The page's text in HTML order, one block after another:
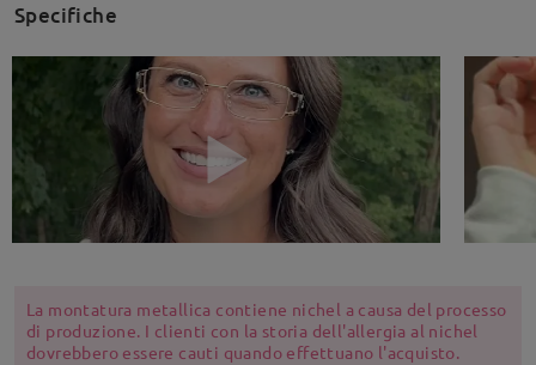
Specifiche
La montatura metallica contiene nichel a causa del processo
di produzione. I clienti con la storia dell'allergia al nichel
dovrebbero essere cauti quando effettuano l'acquisto.